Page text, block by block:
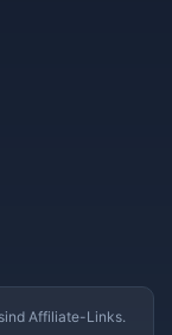
Affiliate-Links.